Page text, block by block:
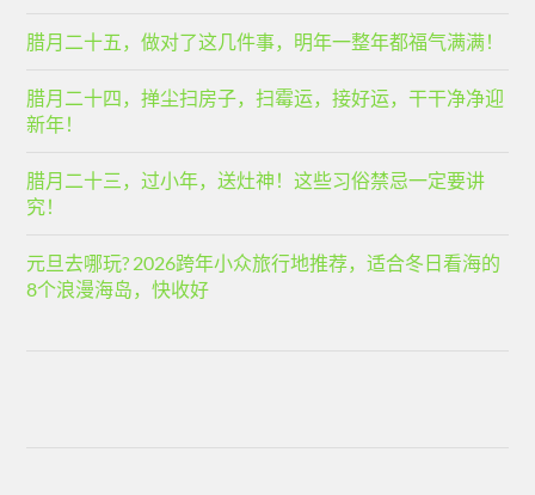
腊月二十五，做对了这几件事，明年一整年都福气满满！
腊月二十四，掸尘扫房子，扫霉运，接好运，干干净净迎
新年！
腊月二十三，过小年，送灶神！这些习俗禁忌一定要讲
究！
元旦去哪玩? 2026跨年小众旅行地推荐，适合冬日看海的
8个浪漫海岛，快收好